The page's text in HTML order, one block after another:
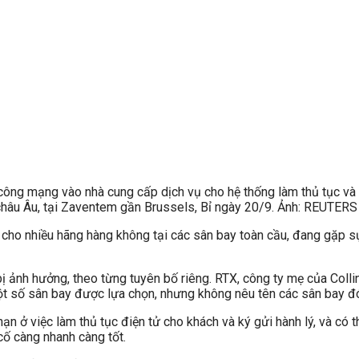
mạng vào nhà cung cấp dịch vụ cho hệ thống làm thủ tục
Âu, tại Zaventem gần Brussels, Bỉ ngày 20/9. Ảnh: REUTERS
nhiều hãng hàng không tại các sân bay toàn cầu, đang gặp
hưởng, theo từng tuyên bố riêng. RTX, công ty mẹ của
sân bay được lựa chọn, nhưng không nêu tên các sân bay
ở việc làm thủ tục điện tử cho khách và ký gửi hành lý, và
càng nhanh càng tốt.